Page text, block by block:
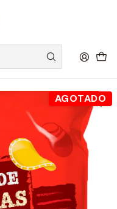
a Regiones sobre
Competitivos
AGOTADO